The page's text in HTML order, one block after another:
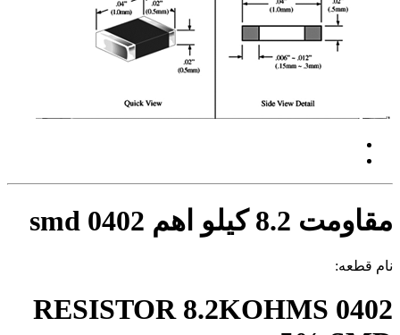
مقاومت 8.2 کیلو اهم 0402 smd
نام قطعه:
RESISTOR 8.2KOHMS 0402